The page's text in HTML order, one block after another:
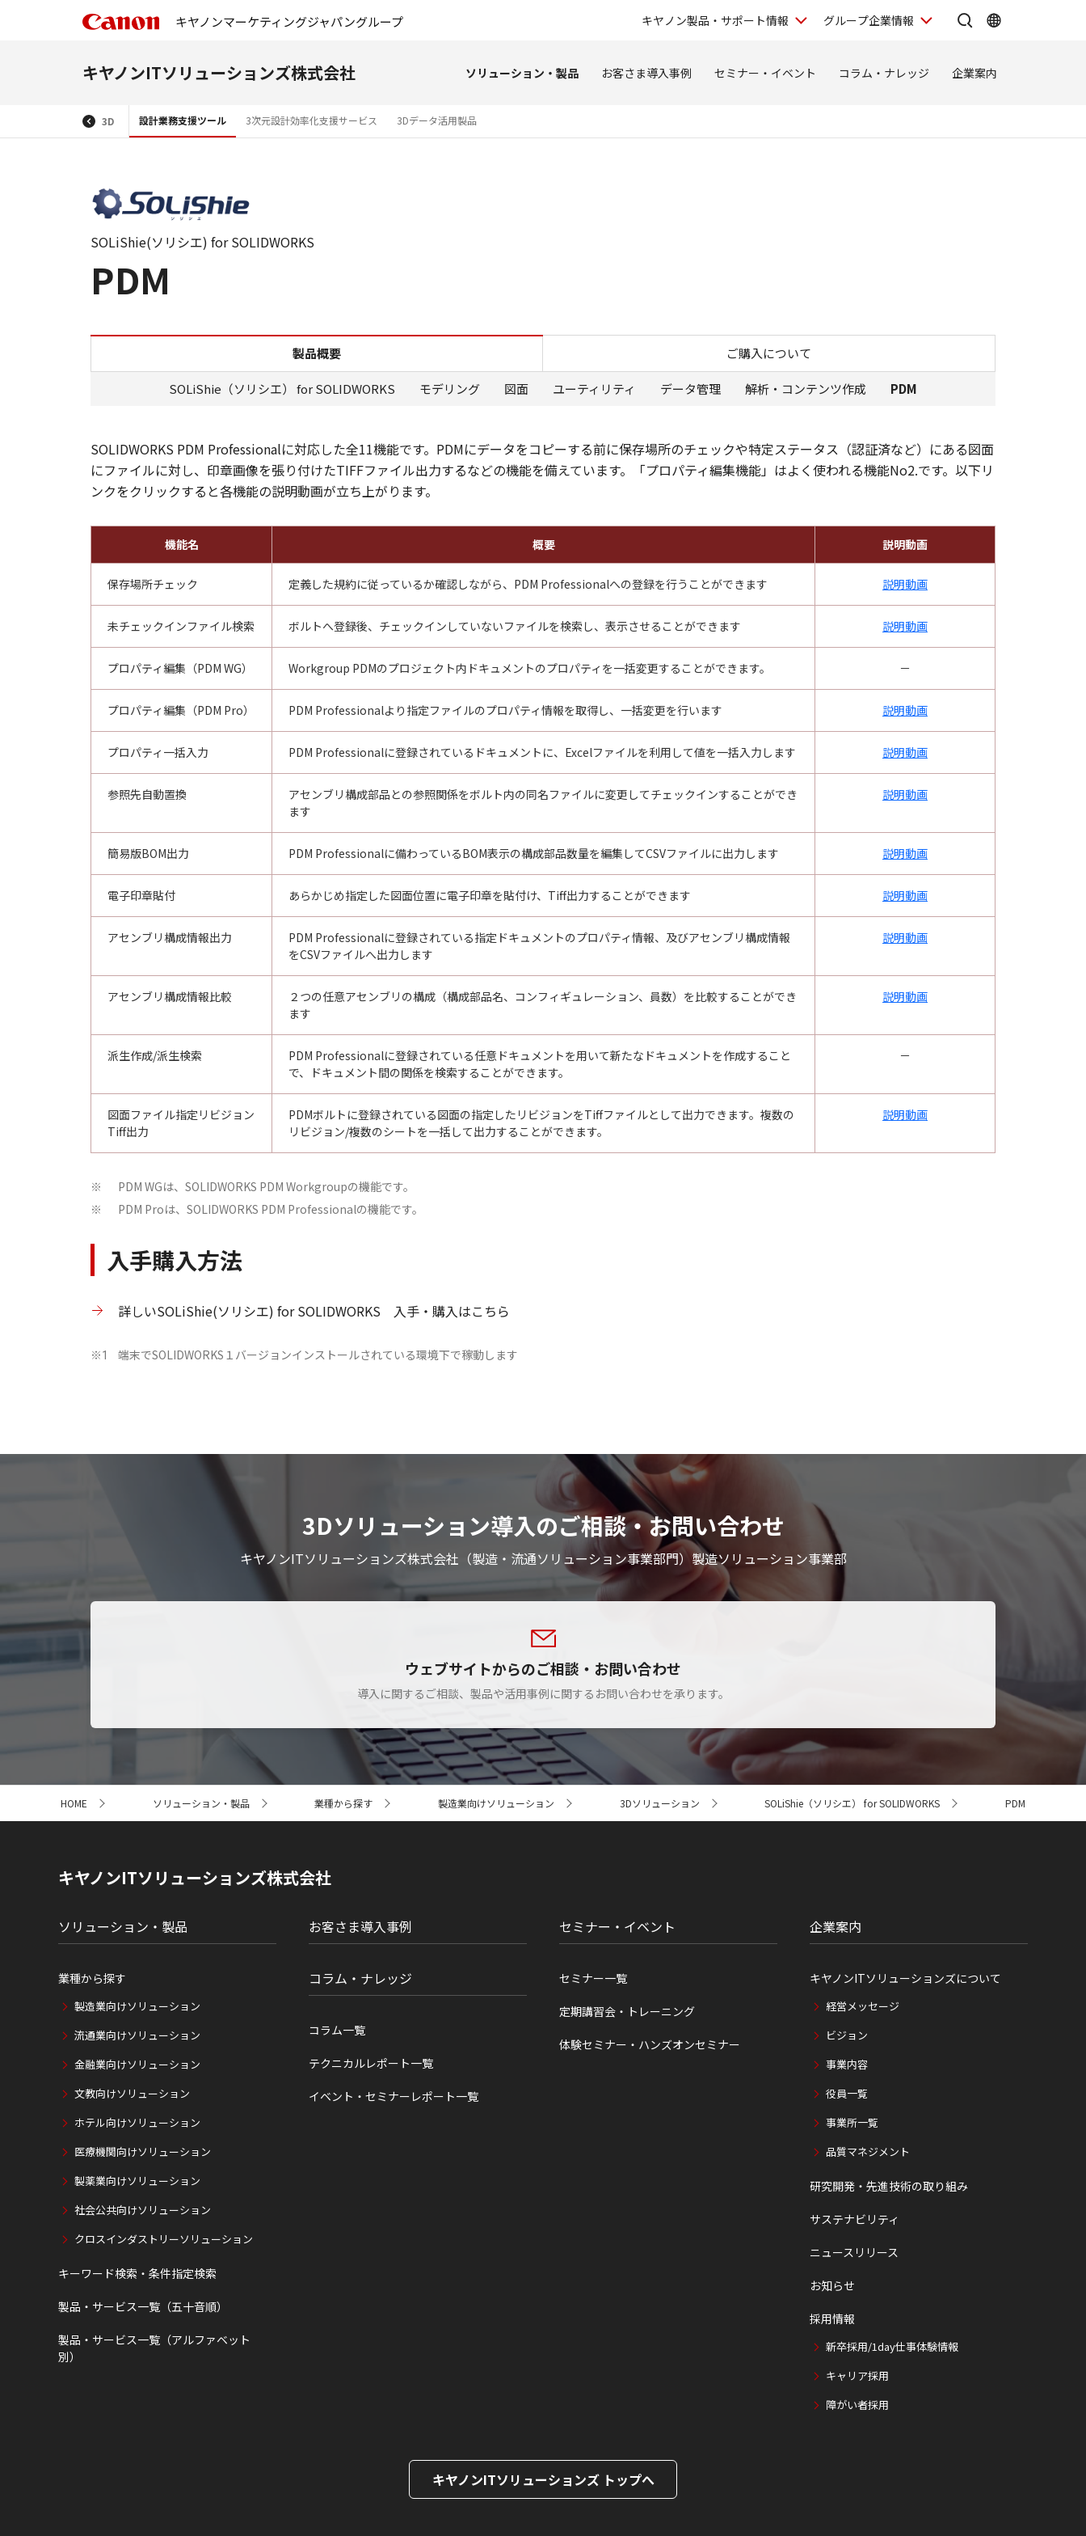
キヤノンマーケティングジャパングループ キヤノン製品・サポート情報 グループ企業情報
キヤノンITソリューションズ株式会社 ソリューション・製品 お客さま導入事例 セミナー・イベント コラム・ナレッジ 企業案内
3D 設計業務支援ツール 3次元設計効率化支援サービス 3Dデータ活用製品
PDM
SOLiShie(ソリシエ) for SOLIDWORKS
製品概要 ご購入について
SOLiShie（ソリシエ） for SOLIDWORKS モデリング 図面 ユーティリティ データ管理 解析・コンテンツ作成 PDM
SOLIDWORKS PDM Professionalに対応した全11機能です。PDMにデータをコピーする前に保存場所のチェックや特定ステータス（認証済など）にある図面
にファイルに対し、印章画像を張り付けたTIFFファイル出力するなどの機能を備えています。「プロパティ編集機能」はよく使われる機能No2.です。以下リ
ンクをクリックすると各機能の説明動画が立ち上がります。
機能名 概要 説明動画
保存場所チェック 定義した規約に従っているか確認しながら、PDM Professionalへの登録を行うことができます 説明動画
未チェックインファイル検索 ボルトへ登録後、チェックインしていないファイルを検索し、表示させることができます 説明動画
プロパティ編集（PDM WG） Workgroup PDMのプロジェクト内ドキュメントのプロパティを一括変更することができます。 －
プロパティ編集（PDM Pro） PDM Professionalより指定ファイルのプロパティ情報を取得し、一括変更を行います 説明動画
プロパティ一括入力 PDM Professionalに登録されているドキュメントに、Excelファイルを利用して値を一括入力します 説明動画
参照先自動置換
アセンブリ構成部品との参照関係をボルト内の同名ファイルに変更してチェックインすることができ
ます
説明動画
簡易版BOM出力 PDM Professionalに備わっているBOM表示の構成部品数量を編集してCSVファイルに出力します 説明動画
電子印章貼付 あらかじめ指定した図面位置に電子印章を貼付け、Tiff出力することができます 説明動画
アセンブリ構成情報出力
PDM Professionalに登録されている指定ドキュメントのプロパティ情報、及びアセンブリ構成情報
をCSVファイルへ出力します
説明動画
アセンブリ構成情報比較
２つの任意アセンブリの構成（構成部品名、コンフィギュレーション、員数）を比較することができ
ます
説明動画
派生作成/派生検索
PDM Professionalに登録されている任意ドキュメントを用いて新たなドキュメントを作成すること
で、ドキュメント間の関係を検索することができます。
－
図面ファイル指定リビジョン
Tiff出力
PDMボルトに登録されている図面の指定したリビジョンをTiffファイルとして出力できます。複数の
リビジョン/複数のシートを一括して出力することができます。
説明動画
※ PDM WGは、SOLIDWORKS PDM Workgroupの機能です。
※ PDM Proは、SOLIDWORKS PDM Professionalの機能です。
入手購入方法
詳しいSOLiShie(ソリシエ) for SOLIDWORKS 入手・購入はこちら
※1 端末でSOLIDWORKS１バージョンインストールされている環境下で稼動します
3Dソリューション導入のご相談・お問い合わせ
キヤノンITソリューションズ株式会社（製造・流通ソリューション事業部門）製造ソリューション事業部
ウェブサイトからのご相談・お問い合わせ
導入に関するご相談、製品や活用事例に関するお問い合わせを承ります。
ト
HOME ソリューション・製品 業種から探す 製造業向けソリューション 3Dソリューション SOLiShie（ソリシエ） for SOLIDWORKS PDM
キヤノンITソリューションズ株式会社
ソリューション・製品
業種から探す
製造業向けソリューション
流通業向けソリューション
金融業向けソリューション
文教向けソリューション
ホテル向けソリューション
医療機関向けソリューション
製薬業向けソリューション
社会公共向けソリューション
クロスインダストリーソリューション
キーワード検索・条件指定検索
製品・サービス一覧（五十音順）
製品・サービス一覧（アルファベット
別）
お客さま導入事例
コラム・ナレッジ
コラム一覧
テクニカルレポート一覧
イベント・セミナーレポート一覧
セミナー・イベント
セミナー一覧
定期講習会・トレーニング
体験セミナー・ハンズオンセミナー
企業案内
キヤノンITソリューションズについて
経営メッセージ
ビジョン
事業内容
役員一覧
事業所一覧
品質マネジメント
研究開発・先進技術の取り組み
サステナビリティ
ニュースリリース
お知らせ
採用情報
新卒採用/1day仕事体験情報
キャリア採用
障がい者採用
キヤノンITソリューションズ トップへ